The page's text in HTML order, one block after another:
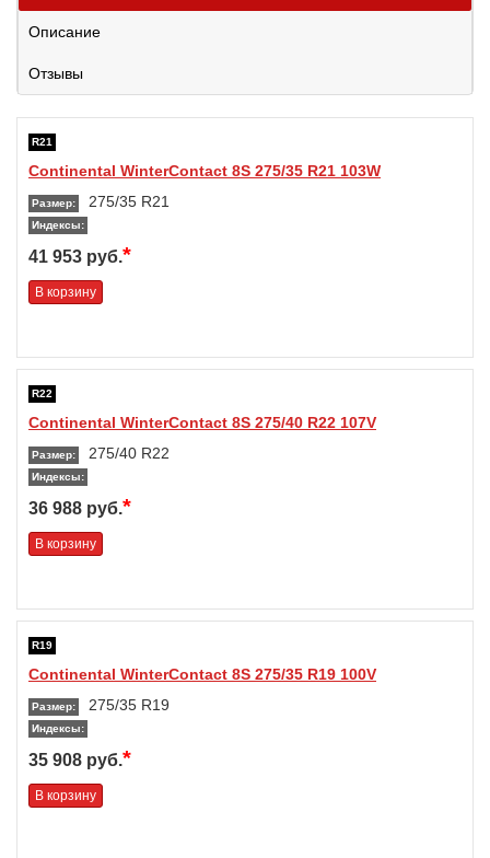
Описание
Отзывы
R21
Continental WinterContact 8S 275/35 R21 103W
Размер: 275/35 R21
Индексы:
41 953 руб.*
В корзину
R22
Continental WinterContact 8S 275/40 R22 107V
Размер: 275/40 R22
Индексы:
36 988 руб.*
В корзину
R19
Continental WinterContact 8S 275/35 R19 100V
Размер: 275/35 R19
Индексы:
35 908 руб.*
В корзину